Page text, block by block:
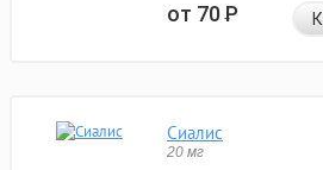
от 70Р
Сиалис
20 мг